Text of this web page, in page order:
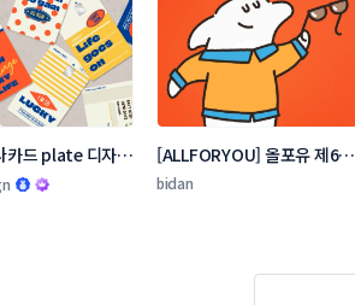
카드 plate 디자인
[ALLFORYOU] 올포유 제6회
굿즈 심볼&캐릭터 디자인 공
bidan